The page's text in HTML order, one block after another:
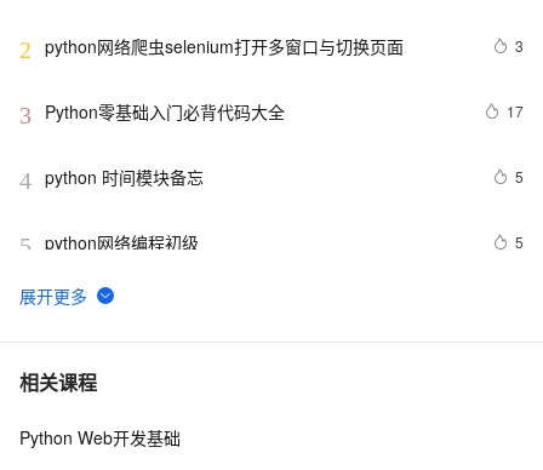
2 python网络爬虫selenium打开多窗口与切换页面 3
3 Python零基础入门必背代码大全 17
4 python 时间模块备忘 5
5 python网络编程初级 5
6 Python功能强大、灵活可扩展的Statsmodels库
7 python day Twelve
8 python join 和 split的常用使用方法
相关课程
Python Web开发基础